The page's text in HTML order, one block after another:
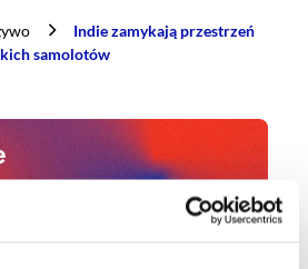
Indie zamykają przestrzeń
samolotów